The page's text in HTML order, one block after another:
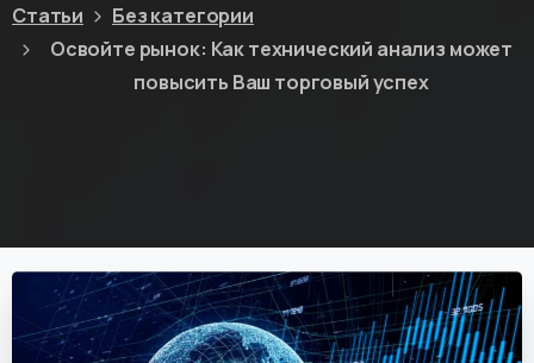
Статьи
Без категории
Освойте рынок: Как технический анализ может
повысить Ваш торговый успех